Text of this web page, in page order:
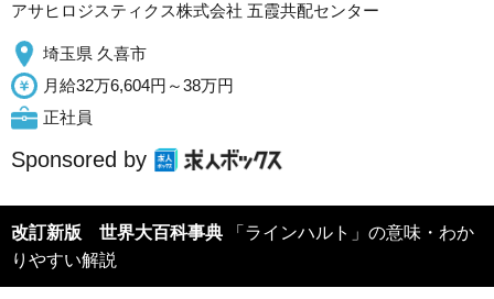
アサヒロジスティクス株式会社 五霞共配センター
埼玉県 久喜市
月給32万6,604円～38万円
正社員
Sponsored by
改訂新版 世界大百科事典 「ラインハルト」の意味・わか
りやすい解説